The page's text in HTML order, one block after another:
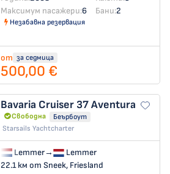
Максимум пасажери:6 Бани:2
Незабавна резервация
от за седмица
500,00 €
Bavaria Cruiser 37Aventura
Свободна
Беърбоут
Starsails Yachtcharter
Lemmer→
Lemmer
22.1 км от Sneek, Friesland